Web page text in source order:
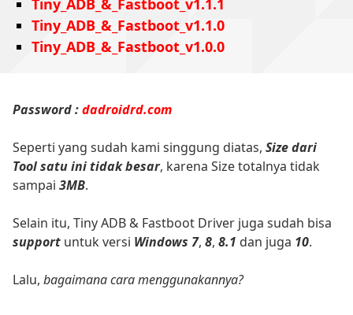
Tiny_ADB_&_Fastboot_v1.1.0
Tiny_ADB_&_Fastboot_v1.0.0
Password :dadroidrd.com
Seperti yang sudah kami singgung diatas, Size dari
Tool satu ini tidak besar, karena Size totalnya tidak
sampai 3MB.
Selain itu, Tiny ADB & Fastboot Driver juga sudah bisa
support untuk versi Windows 7, 8, 8.1 dan juga 10.
Lalu, bagaimana cara menggunakannya?